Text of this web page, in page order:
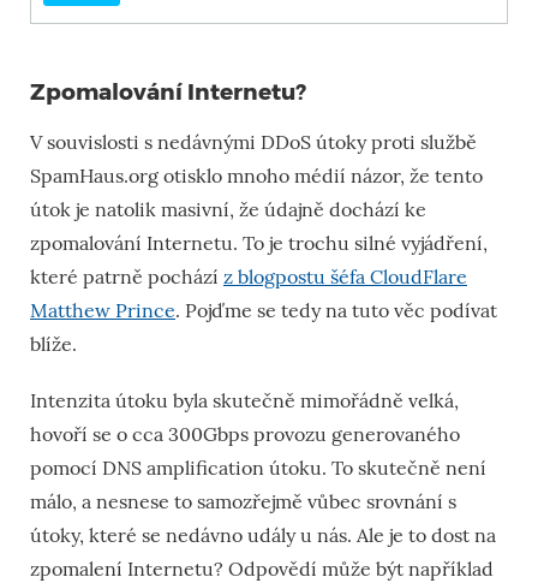
Zpomalování Internetu?
V souvislosti s nedávnými DDoS útoky proti službě
SpamHaus.org otisklo mnoho médií názor, že tento
útok je natolik masivní, že údajně dochází ke
zpomalování Internetu. To je trochu silné vyjádření,
které patrně pochází z blogpostu šéfa CloudFlare
Matthew Prince. Pojďme se tedy na tuto věc podívat
blíže.
Intenzita útoku byla skutečně mimořádně velká,
hovoří se o cca 300Gbps provozu generovaného
pomocí DNS amplification útoku. To skutečně není
málo, a nesnese to samozřejmě vůbec srovnání s
útoky, které se nedávno udály u nás. Ale je to dost na
zpomalení Internetu? Odpovědí může být například